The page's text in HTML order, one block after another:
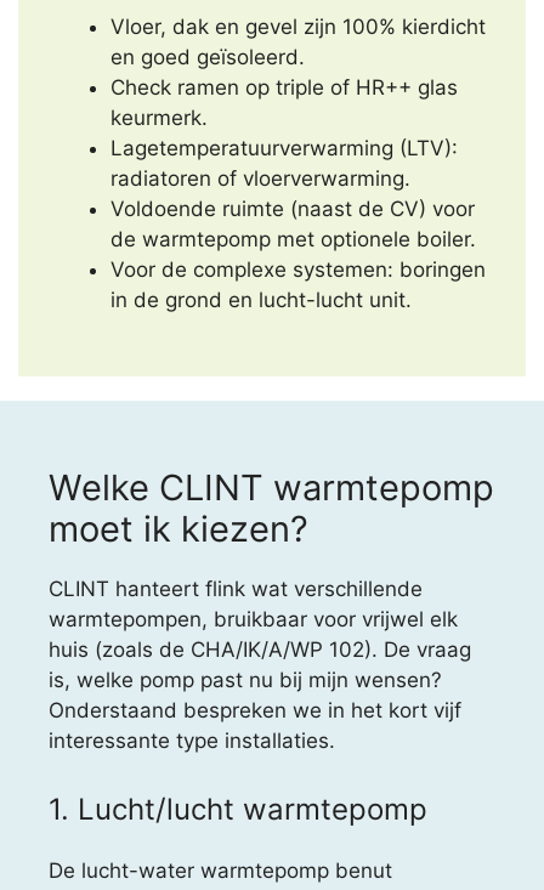
Vloer, dak en gevel zijn 100% kierdicht
en goed geïsoleerd.
Check ramen op triple of HR++ glas
keurmerk.
Lagetemperatuurverwarming (LTV):
radiatoren of vloerverwarming.
Voldoende ruimte (naast de CV) voor
de warmtepomp met optionele boiler.
Voor de complexe systemen: boringen
in de grond en lucht-lucht unit.
Welke CLINT warmtepomp
moet ik kiezen?
CLINT hanteert flink wat verschillende
warmtepompen, bruikbaar voor vrijwel elk
huis (zoals de CHA/IK/A/WP 102). De vraag
is, welke pomp past nu bij mijn wensen?
Onderstaand bespreken we in het kort vijf
interessante type installaties.
1. Lucht/lucht warmtepomp
De lucht-water warmtepomp benut